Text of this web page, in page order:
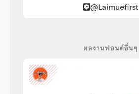
@Laimuefirst
ผลงานฟอนต์อื่นๆ